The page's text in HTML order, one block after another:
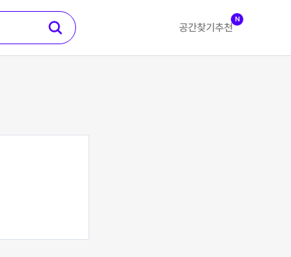
공간찾기 추천
N